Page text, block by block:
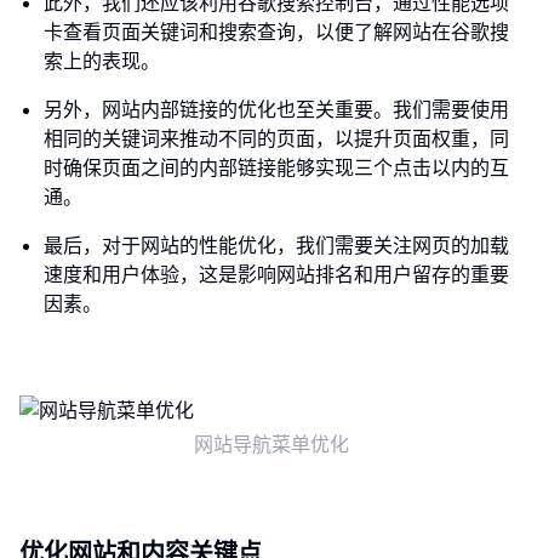
卡查看页面关键词和搜索查询，以便了解网站在谷歌搜
索上的表现。
另外，网站内部链接的优化也至关重要。我们需要使用
相同的关键词来推动不同的页面，以提升页面权重，同
时确保页面之间的内部链接能够实现三个点击以内的互
通。
最后，对于网站的性能优化，我们需要关注网页的加载
速度和用户体验，这是影响网站排名和用户留存的重要
因素。
网站导航菜单优化